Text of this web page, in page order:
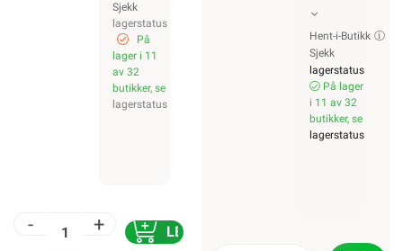
Sjekk
lagerstatus
På
lager i 11
av 32
butikker, se
lagerstatus
- + LEGG I HANDLEKURV
Hent-i-Butikk
Sjekk
lagerstatus
På lager
i 11 av 32
butikker, se
lagerstatus